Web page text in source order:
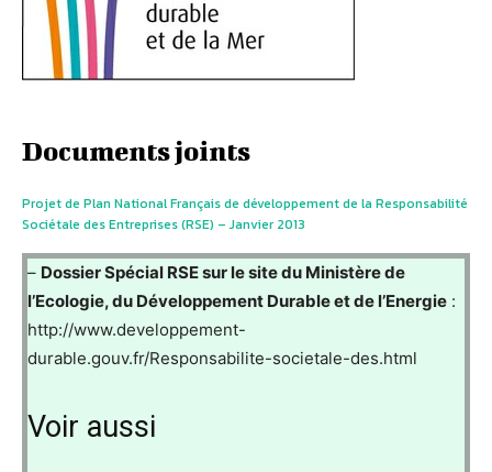
Documents joints
Projet de Plan National Français de développement de la Responsabilité
Sociétale des Entreprises (RSE) – Janvier 2013
– Dossier Spécial RSE sur le site du Ministère de
l’Ecologie, du Développement Durable et de l’Energie :
http://www.developpement-
durable.gouv.fr/Responsabilite-societale-des.html
Voir aussi